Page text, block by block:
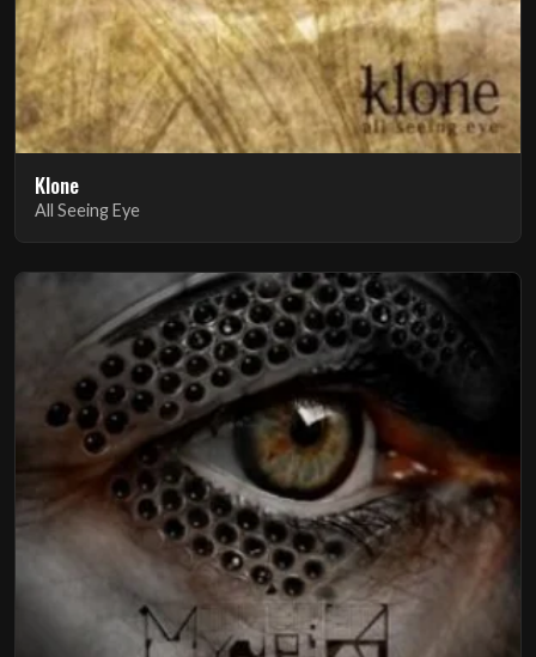
Klone
All Seeing Eye